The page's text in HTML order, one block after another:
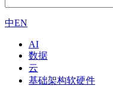
中EN
AI
数据
云
基础架构软硬件